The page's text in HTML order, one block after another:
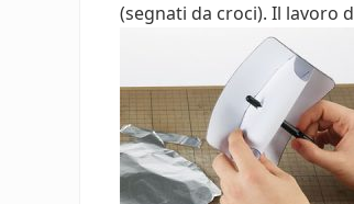
(segnati da croci). Il lavoro